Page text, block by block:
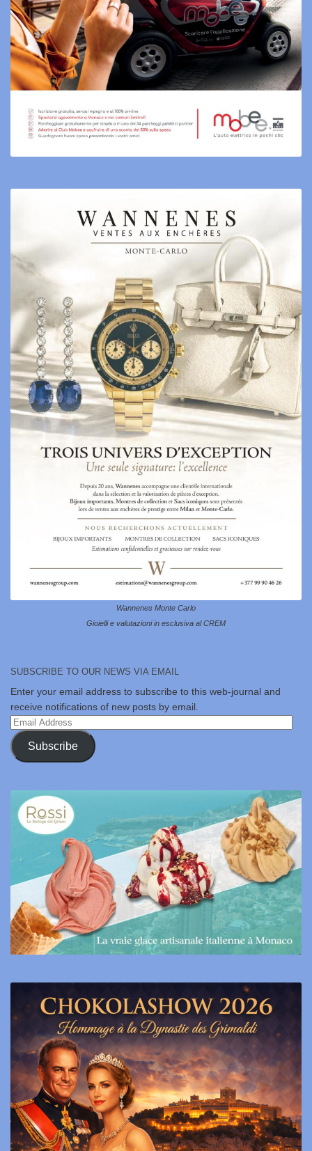
Wannenes Monte Carlo
Gioielli e valutazioni in esclusiva al CREM
SUBSCRIBE TO OUR NEWS VIA EMAIL
Enter your email address to subscribe to this web-journal and
receive notifications of new posts by email.
Email
Address
Subscribe